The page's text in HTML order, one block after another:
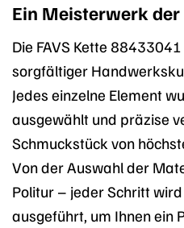
Ein Meisterwerk
Die FAVS Kette
sorgfältiger
Jedes einzelne Element
ausgewählt und präzise
Schmuckstück von
Von der Auswahl der
Politur – jeder Schritt
ausgeführt, um Ihnen ein